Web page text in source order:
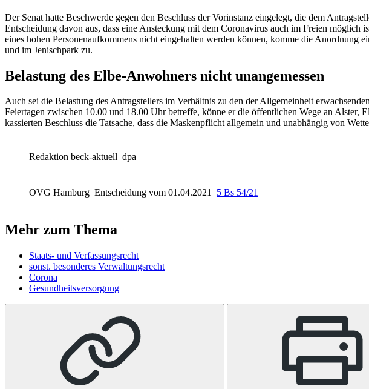
Der Senat hatte Beschwerde gegen den Beschluss der Vorinstanz eingelegt, die dem
Entscheidung davon aus, dass eine Ansteckung mit dem Coronavirus auch im Freien möglich
eines hohen Personenaufkommens nicht eingehalten werden können, komme die
und im Jenischpark zu.
Belastung des Elbe-Anwohners nicht unangemessen
Auch sei die Belastung des Antragstellers im Verhältnis zu den der Allgemeinheit
Feiertagen zwischen 10.00 und 18.00 Uhr betreffe, könne er die öffentlichen Wege an Alster,
kassierten Beschluss die Tatsache, dass die Maskenpflicht allgemein und unabhängig von
Redaktion beck-aktuell dpa
OVG Hamburg Entscheidung vom 01.04.2021 5 Bs 54/21
Mehr zum Thema
Staats- und Verfassungsrecht
sonst. besonderes Verwaltungsrecht
Corona
Gesundheitsversorgung